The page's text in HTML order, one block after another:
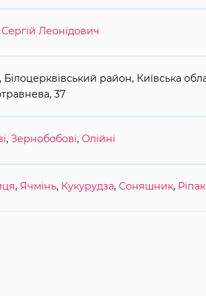
Сергій Леонідович
Білоцерквівський район, Київська
37
,Зернобобові,Олійні
, Ячмінь, Кукурудза,Соняшник, Ріпак